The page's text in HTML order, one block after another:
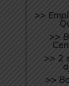
>>
>>
>> 2
>>